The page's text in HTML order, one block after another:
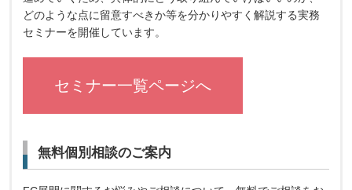
どのような点に留意すべきか等を分かりやすく解説する実務
セミナーを開催しています。
セミナー一覧ページへ
無料個別相談のご案内